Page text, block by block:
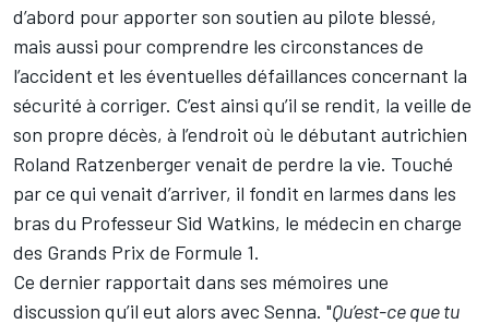
d’abord pour apporter son soutien au pilote blessé,
mais aussi pour comprendre les circonstances de
l’accident et les éventuelles défaillances concernant la
sécurité à corriger. C’est ainsi qu’il se rendit, la veille de
son propre décès, à l’endroit où le débutant autrichien
Roland Ratzenberger venait de perdre la vie. Touché
par ce qui venait d’arriver, il fondit en larmes dans les
bras du Professeur Sid Watkins, le médecin en charge
des Grands Prix de Formule 1.
Ce dernier rapportait dans ses mémoires une
discussion qu’il eut alors avec Senna. "Qu’est-ce que tu